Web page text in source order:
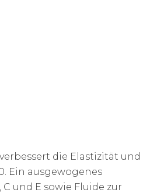
die Elastizität und
Ein ausgewogenes
und E sowie Fluide zur